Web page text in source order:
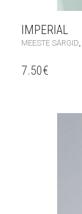
IMPERIAL
MEESTE SÄRGID,
7.50€